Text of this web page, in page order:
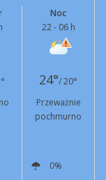
Noc
22 - 06 h
24°/ 20°
Przeważnie
pochmurno
0%